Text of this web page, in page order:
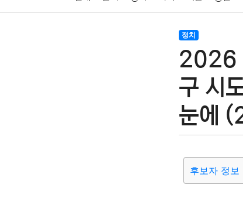
결혼 육아
기술 종교
정치
2026
구 시
눈에
후보자 정보